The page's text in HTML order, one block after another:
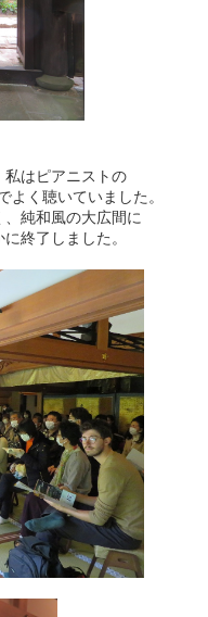
はピアニストの
よく聴いていました。
純和風の大広間に
終了しました。